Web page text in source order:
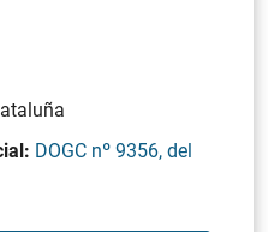
DOGC nº 9356, del